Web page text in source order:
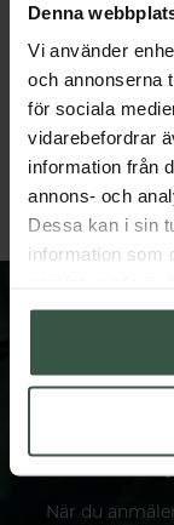
Denna
Vi använder
och annonserna
för sociala
vidarebefordrar
information från
annons- och
Dessa kan i sin
information som
Great
398 kr
LÄGG I
När du